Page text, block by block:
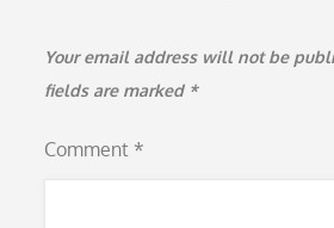
Your email address will not be
fields are marked *
Comment *